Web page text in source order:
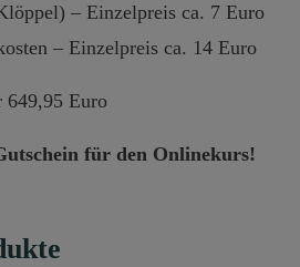
– Einzelpreis ca. 7 Euro
– Einzelpreis ca. 14 Euro
649,95 Euro
für den Onlinekurs!